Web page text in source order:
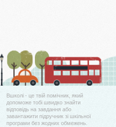
Вшколі - це твій помічник, який
допоможе тобі швидко знайти
відповідь на завдання або
завантажити підручник зі шкільної
програми без жодних обмежень.